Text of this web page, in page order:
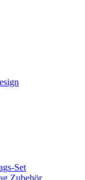
Set
Zubehör